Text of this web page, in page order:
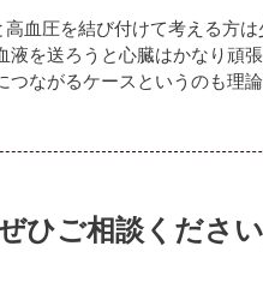
血圧を結び付けて考える方
を送ろうと心臓はかなり頑
ながるケースというのも理
ひご相談ください